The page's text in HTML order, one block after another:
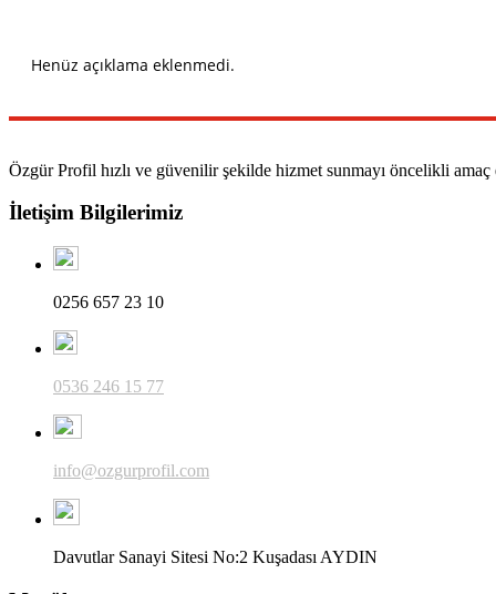
Henüz açıklama eklenmedi.
Özgür Profil hızlı ve güvenilir şekilde hizmet sunmayı öncelikli
İletişim Bilgilerimiz
0256 657 23 10
0536 246 15 77
info@ozgurprofil.com
Davutlar Sanayi Sitesi No:2 Kuşadası AYDIN